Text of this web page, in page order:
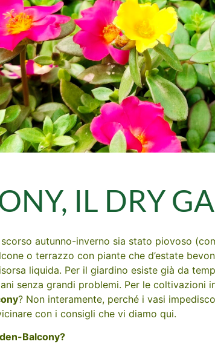
IL DRY
autunno-inverno sia stato piovoso
o terrazzo con piante che d’estate
liquida. Per il giardino esiste già da
senza grandi problemi. Per le coltivazioni
? Non interamente, perché i vasi
con i consigli che vi diamo qui.
Balcony?